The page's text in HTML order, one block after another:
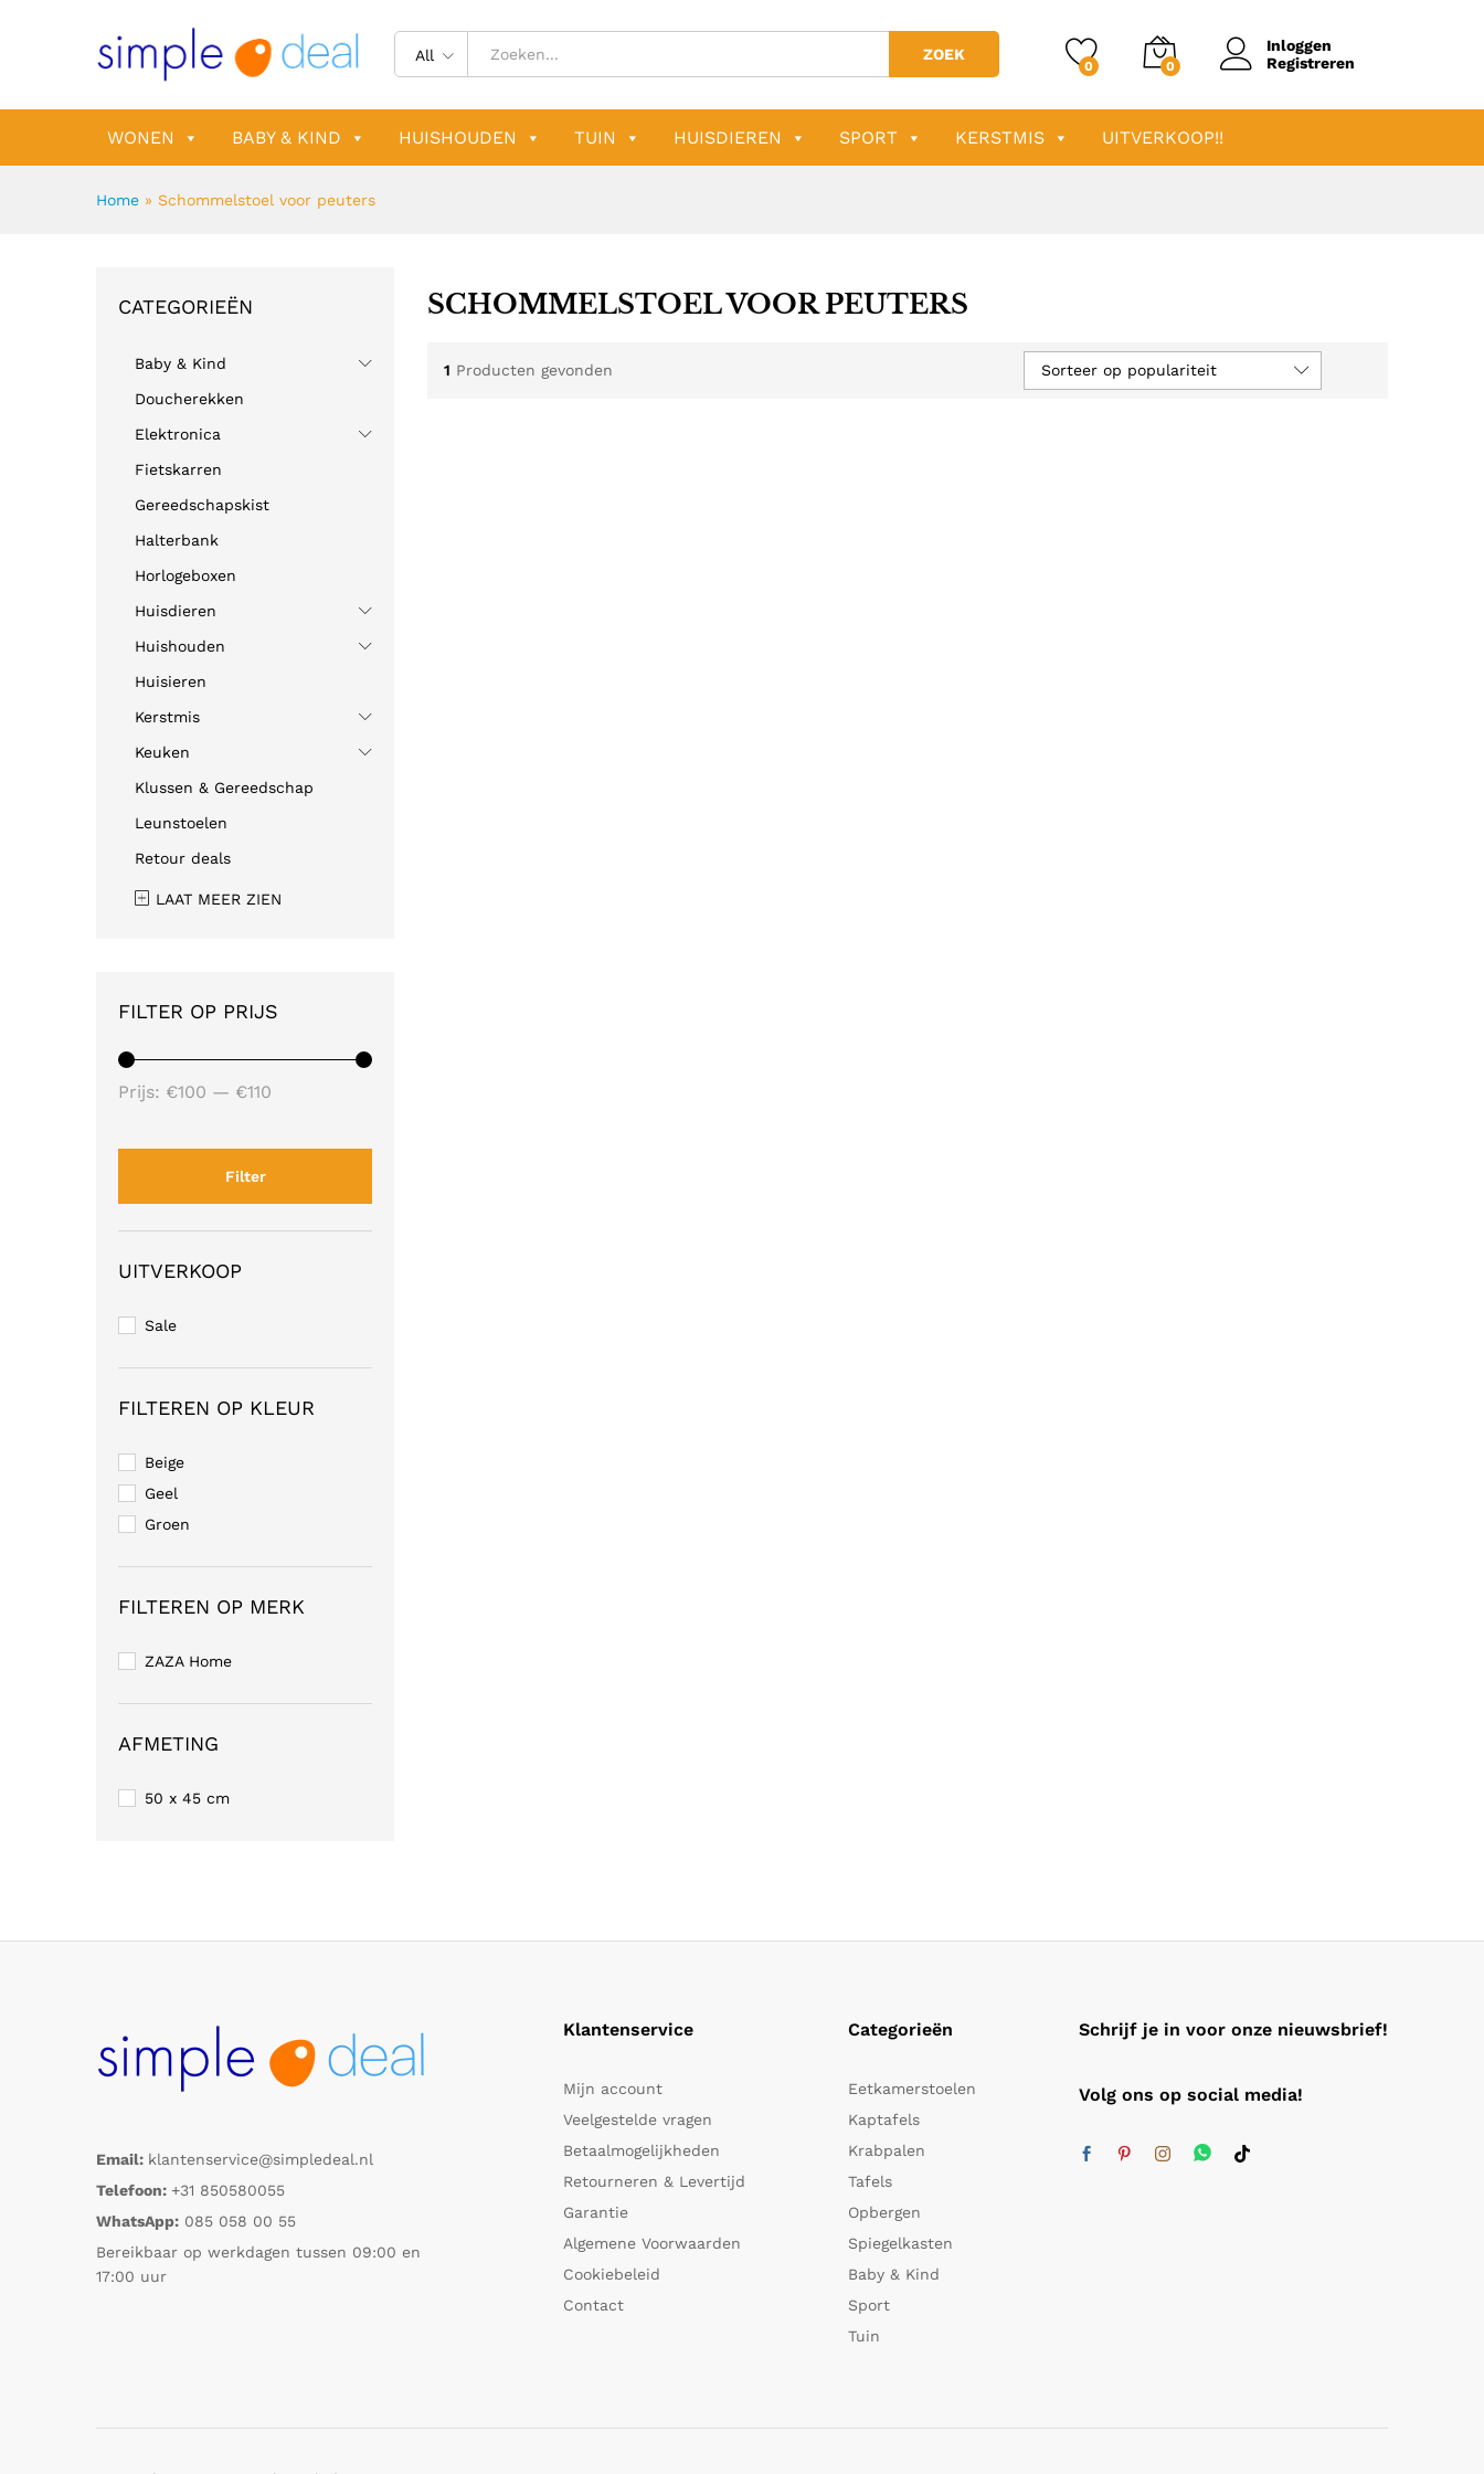
All ZOEK
0 0
Inloggen
Registreren
WONEN BABY & KIND HUISHOUDEN TUIN HUISDIEREN SPORT KERSTMIS UITVERKOOP!!
Home » Schommelstoel voor peuters
SCHOMMELSTOEL VOOR PEUTERS
1 Producten gevonden Sorteer op populariteit
CATEGORIEËN
Baby & Kind
Doucherekken
Elektronica
Fietskarren
Gereedschapskist
Halterbank
Horlogeboxen
Huisdieren
Huishouden
Huisieren
Kerstmis
Keuken
Klussen & Gereedschap
Leunstoelen
Retour deals
LAAT MEER ZIEN
FILTER OP PRIJS
Filter
Prijs: €100 — €110
UITVERKOOP
Sale
FILTEREN OP KLEUR
Beige
Geel
Groen
FILTEREN OP MERK
ZAZA Home
AFMETING
50 x 45 cm
Email: klantenservice@simpledeal.nl
Telefoon: +31 850580055
WhatsApp: 085 058 00 55
Bereikbaar op werkdagen tussen 09:00 en
17:00 uur
Klantenservice
Mijn account
Veelgestelde vragen
Betaalmogelijkheden
Retourneren & Levertijd
Garantie
Algemene Voorwaarden
Cookiebeleid
Contact
Categorieën
Eetkamerstoelen
Kaptafels
Krabpalen
Tafels
Opbergen
Spiegelkasten
Baby & Kind
Sport
Tuin
Schrijf je in voor onze nieuwsbrief!
Volg ons op social media!